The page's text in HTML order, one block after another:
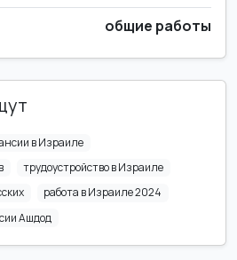
общие работы
в Израиле
трудоустройство в Израиле
работа в Израиле 2024
Ашдод